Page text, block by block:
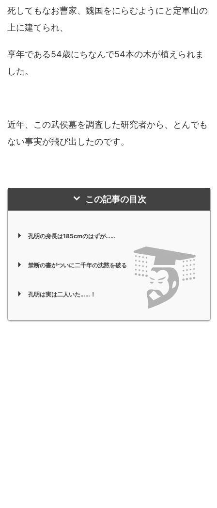
死してもなお曹家、魏国をにらむようにと定軍山の
上に建てられ、
享年である54歳にちなんで54本の木が植えられま
した。
近年、この武侯墓を調査した研究者から、とんでも
ない事実が飛び出したのです。
この記事の目次
孔明の身長は185cmのはずが……
禁断の書がついに二千年の沈黙を破る
孔明は実は二人いた……！